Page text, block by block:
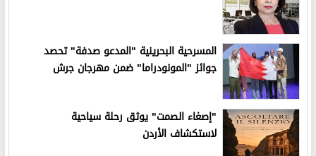
المسرحية البحرينية "المدعو صدفة" تحصد
جوائز "المونودراما" ضمن مهرجان جرش
"إصغاء الصمت" يوثق رحلة سياحية
لاستكشاف الأردن